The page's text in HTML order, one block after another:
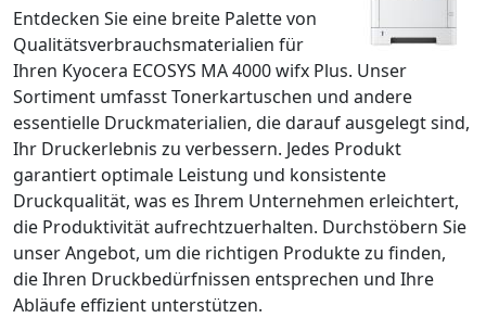
Entdecken Sie eine breite Palette von
Qualitätsverbrauchsmaterialien für
Ihren Kyocera ECOSYS MA 4000 wifx Plus. Unser
Sortiment umfasst Tonerkartuschen und andere
essentielle Druckmaterialien, die darauf ausgelegt sind,
Ihr Druckerlebnis zu verbessern. Jedes Produkt
garantiert optimale Leistung und konsistente
Druckqualität, was es Ihrem Unternehmen erleichtert,
die Produktivität aufrechtzuerhalten. Durchstöbern Sie
unser Angebot, um die richtigen Produkte zu finden,
die Ihren Druckbedürfnissen entsprechen und Ihre
Abläufe effizient unterstützen.